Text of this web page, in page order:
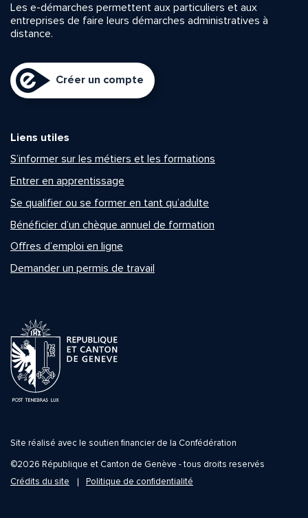
Les e-démarches permettent aux particuliers et aux
entreprises de faire leurs démarches administratives à
distance.
Créer un compte
Liens utiles
S’informer sur les métiers et les formations
Entrer en apprentissage
Se qualifier ou se former en tant qu’adulte
Bénéficier d’un chèque annuel de formation
Offres d’emploi en ligne
Demander un permis de travail
Site réalisé avec le soutien financier de la Confédération
©2026 République et Canton de Genève - tous droits reservés
Crédits du site
Politique de confidentialité